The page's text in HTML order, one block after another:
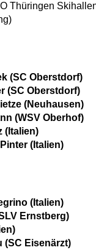
Thüringen
(SC Oberstdorf)
(SC Oberstdorf)
(Neuhausen)
(WSV Oberhof)
(Italien)
(Italien)
(Italien)
Ernstberg)
(SC Eisenärzt)